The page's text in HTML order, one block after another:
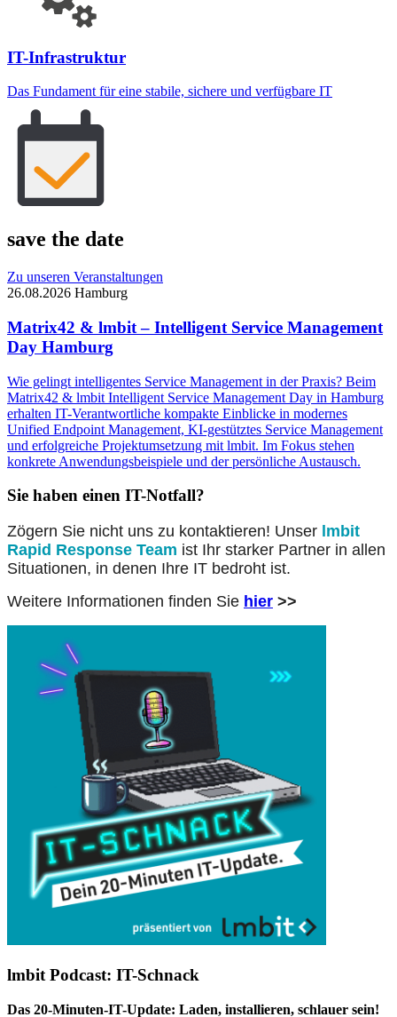
IT-Infrastruktur
Das Fundament für eine stabile, sichere und verfügbare IT
save the date
Zu unseren Veranstaltungen
26.08.2026 Hamburg
Matrix42 & lmbit – Intelligent Service Management
Day Hamburg
Wie gelingt intelligentes Service Management in der Praxis? Beim
Matrix42 & lmbit Intelligent Service Management Day in Hamburg
erhalten IT-Verantwortliche kompakte Einblicke in modernes
Unified Endpoint Management, KI-gestütztes Service Management
und erfolgreiche Projektumsetzung mit lmbit. Im Fokus stehen
konkrete Anwendungsbeispiele und der persönliche Austausch.
Sie haben einen IT-Notfall?
Zögern Sie nicht uns zu kontaktieren! Unser lmbit
Rapid Response Team ist Ihr starker Partner in allen
Situationen, in denen Ihre IT bedroht ist.
Weitere Informationen finden Sie hier >>
lmbit Podcast: IT-Schnack
Das 20-Minuten-IT-Update: Laden, installieren, schlauer sein!